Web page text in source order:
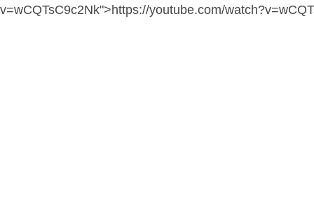
v=wCQTsC9c2Nk">https://youtube.com/